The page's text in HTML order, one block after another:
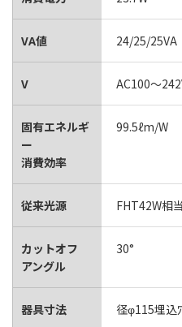
VA値 24/25/25VA
V AC100～
固有エネルギ
ー
消費効率
99.5ℓm/W
従来光源 FHT42W相当
カットオフ
アングル
30°
器具寸法 径φ115埋